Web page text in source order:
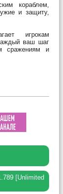
кораблем,
и защиту,
игрокам
ваш шаг
сражениям и
[Unlimited